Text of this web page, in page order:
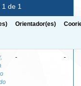
de 1
Orientador(es)
- -